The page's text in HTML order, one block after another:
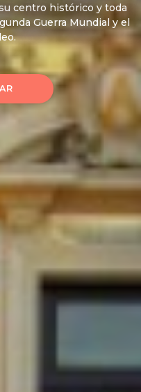
centro histórico y toda
Guerra Mundial y el